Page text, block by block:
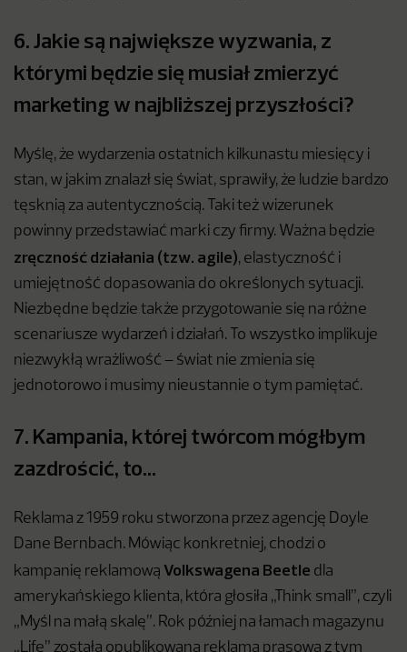
6. Jakie są największe wyzwania, z
którymi będzie się musiał zmierzyć
marketing w najbliższej przyszłości?
Myślę, że wydarzenia ostatnich kilkunastu miesięcy i
stan, w jakim znalazł się świat, sprawiły, że ludzie bardzo
tęsknią za autentycznością. Taki też wizerunek
powinny przedstawiać marki czy firmy. Ważna będzie
zręczność działania (tzw. agile), elastyczność i
umiejętność dopasowania do określonych sytuacji.
Niezbędne będzie także przygotowanie się na różne
scenariusze wydarzeń i działań. To wszystko implikuje
niezwykłą wrażliwość – świat nie zmienia się
jednotorowo i musimy nieustannie o tym pamiętać.
7. Kampania, której twórcom mógłbym
zazdrościć, to…
Reklama z 1959 roku stworzona przez agencję Doyle
Dane Bernbach. Mówiąc konkretniej, chodzi o
kampanię reklamową Volkswagena Beetle dla
amerykańskiego klienta, która głosiła „Think small”, czyli
„Myśl na małą skalę”. Rok później na łamach magazynu
„Life” została opublikowana reklama prasowa z tym